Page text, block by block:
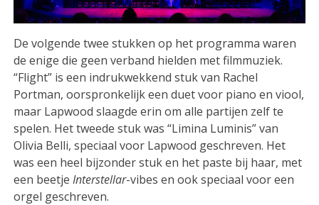
De volgende twee stukken op het programma waren
de enige die geen verband hielden met filmmuziek.
“Flight” is een indrukwekkend stuk van Rachel
Portman, oorspronkelijk een duet voor piano en viool,
maar Lapwood slaagde erin om alle partijen zelf te
spelen. Het tweede stuk was “Limina Luminis” van
Olivia Belli, speciaal voor Lapwood geschreven. Het
was een heel bijzonder stuk en het paste bij haar, met
een beetjeInterstellar-vibes en ook speciaal voor een
orgel geschreven.